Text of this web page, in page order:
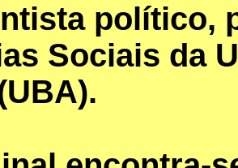
político,
Sociais da